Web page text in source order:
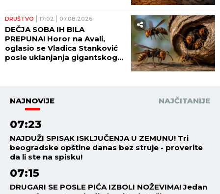
DRUŠTVO 17:02 07.08.2026
DEČJA SOBA IH BILA
PREPUNA! Horor na Avali,
oglasio se Vladica Stanković
posle uklanjanja gigantskog
NAJNOVIJE NAJČITANIJE
07:23
NAJDUŽI SPISAK ISKLJUČENJA U ZEMUNU! Tri
beogradske opštine danas bez struje - proverite
da li ste na spisku!
07:15
DRUGARI SE POSLE PIĆA IZBOLI NOŽEVIMA! Jedan